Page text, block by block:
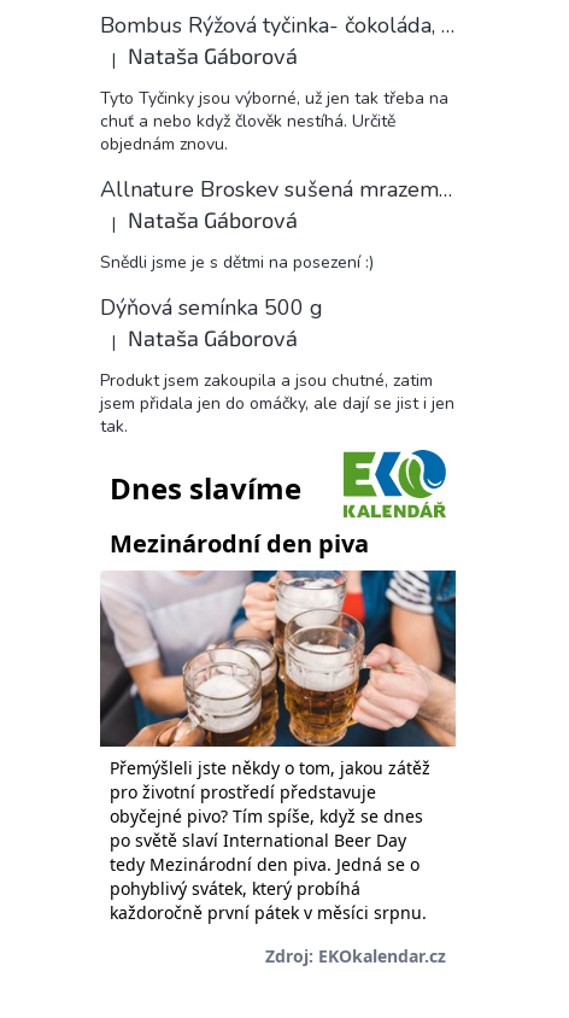
Bombus Rýžová tyčinka- čokoláda, 18 g
Hodnocení produktu je 5 z 5 hvězdiček.
| Nataša Gáborová
Tyto Tyčinky jsou výborné, už jen tak třeba na
chuť a nebo když člověk nestíhá. Určitě
objednám znovu.
Allnature Broskev sušená mrazem plátky, 15 g
Hodnocení produktu je 5 z 5 hvězdiček.
| Nataša Gáborová
Snědli jsme je s dětmi na posezení :)
Dýňová semínka 500 g
Hodnocení produktu je 5 z 5 hvězdiček.
| Nataša Gáborová
Produkt jsem zakoupila a jsou chutné, zatim
jsem přidala jen do omáčky, ale dají se jist i jen
tak.